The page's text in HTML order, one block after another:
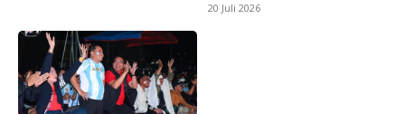
20 Juli 2026